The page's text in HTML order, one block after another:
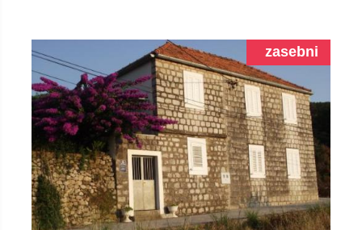
zasebni